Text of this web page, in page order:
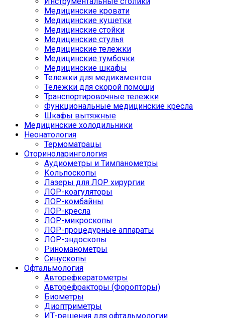
Медицинские кровати
Медицинские кушетки
Медицинские стойки
Медицинские стулья
Медицинские тележки
Медицинские тумбочки
Медицинские шкафы
Тележки для медикаментов
Тележки для скорой помощи
Транспортировочные тележки
Функциональные медицинские кресла
Шкафы вытяжные
Медицинские холодильники
Неонатология
Термоматрацы
Оториноларингология
Аудиометры и Тимпанометры
Кольпоскопы
Лазеры для ЛОР хирургии
ЛОР-коагуляторы
ЛОР-комбайны
ЛОР-кресла
ЛОР-микроскопы
ЛОР-процедурные аппараты
ЛОР-эндоскопы
Риноманометры
Синускопы
Офтальмология
Авторефкератометры
Авторефракторы (Форопторы)
Биометры
Диоптриметры
ИТ-решения для офтальмологии